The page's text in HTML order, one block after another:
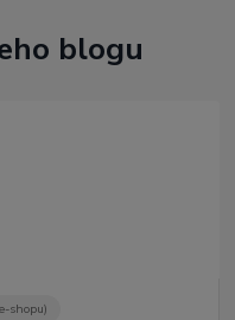
blogu
shopu)